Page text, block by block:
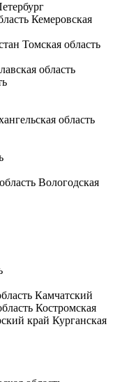
Кемеровская
Томская область
область
область
Вологодская
Камчатский
Костромская
край Курганская